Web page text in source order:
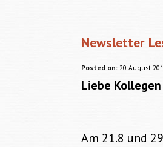
Newsletter
Posted on: 20 August
Liebe
Am 21.8 und